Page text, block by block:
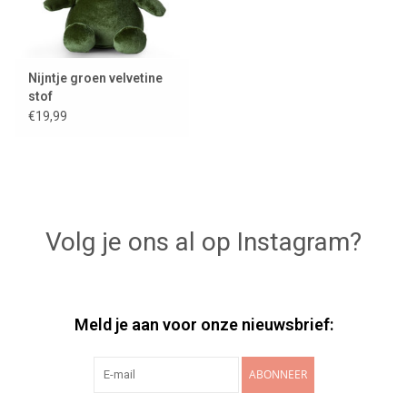
Nijntje groen velvetine
stof
€19,99
Volg je ons al op Instagram?
Meld je aan voor onze nieuwsbrief:
ABONNEER